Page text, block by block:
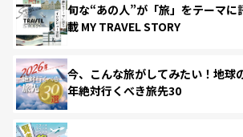
旬な“あの人”が「旅」をテーマに
載 MY TRAVEL STORY
今、こんな旅がしてみたい！地球
年絶対行くべき旅先30